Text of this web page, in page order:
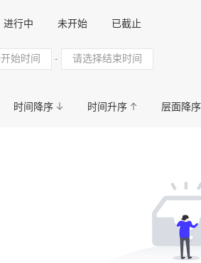
司法 自然规划 卫生健康
进行中 未开始 已截止
-
时间降序 时间升序 层面降序